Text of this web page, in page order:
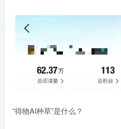
“得物AI种草”是什么？